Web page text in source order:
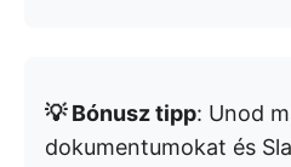
💡 Bónusz tipp: Unod
dokumentumokat és